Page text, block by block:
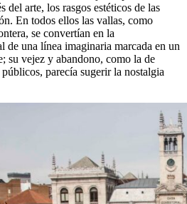
del arte, los rasgos estéticos de las
En todos ellos las vallas, como
se convertían en la
de una línea imaginaria marcada en un
su vejez y abandono, como la de
parecía sugerir la nostalgia